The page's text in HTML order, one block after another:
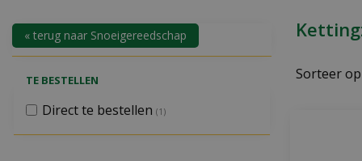
Sorteer op
« terug naar Snoeigereedschap
TE BESTELLEN
Direct te bestellen (1)